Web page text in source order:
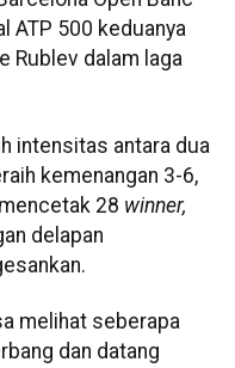
ATP 500 keduanya
Rublev dalam laga
intensitas antara dua
kemenangan 3-6,
28 winner,
delapan
melihat seberapa
dan datang